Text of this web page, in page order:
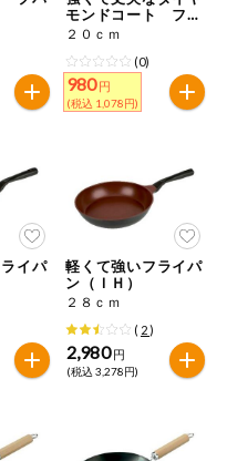
いか
ごま
ラチン
やまいも
モンドコート フラ
イパン
２０ｃｍ
(0)
980円
(税込 1,078円)
イパ
軽くて強いフライパ
ン（ＩＨ）
２８ｃｍ
( 2)
2,980 円
(税込 3,278円)